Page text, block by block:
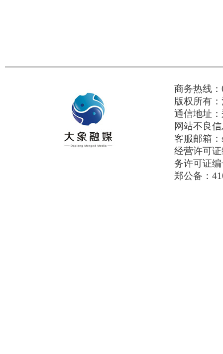
商务热线：
版权所有
通信地址
网站不良
客服邮箱：
经营许可
务许可证
郑公备：